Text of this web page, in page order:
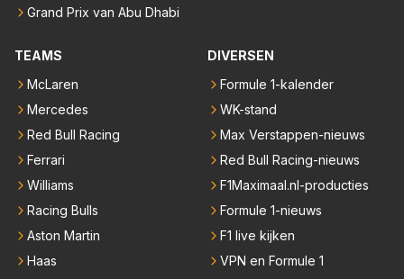
Grand Prix van Abu Dhabi
TEAMS
McLaren
Mercedes
Red Bull Racing
Ferrari
Williams
Racing Bulls
Aston Martin
Haas
DIVERSEN
Formule 1-kalender
WK-stand
Max Verstappen-nieuws
Red Bull Racing-nieuws
F1Maximaal.nl-producties
Formule 1-nieuws
F1 live kijken
VPN en Formule 1